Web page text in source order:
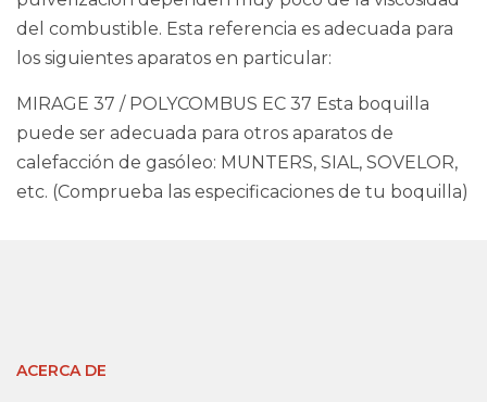
del combustible. Esta referencia es adecuada para
los siguientes aparatos en particular:
MIRAGE 37 / POLYCOMBUS EC 37 Esta boquilla
puede ser adecuada para otros aparatos de
calefacción de gasóleo: MUNTERS, SIAL, SOVELOR,
etc. (Comprueba las especificaciones de tu boquilla)
ACERCA DE